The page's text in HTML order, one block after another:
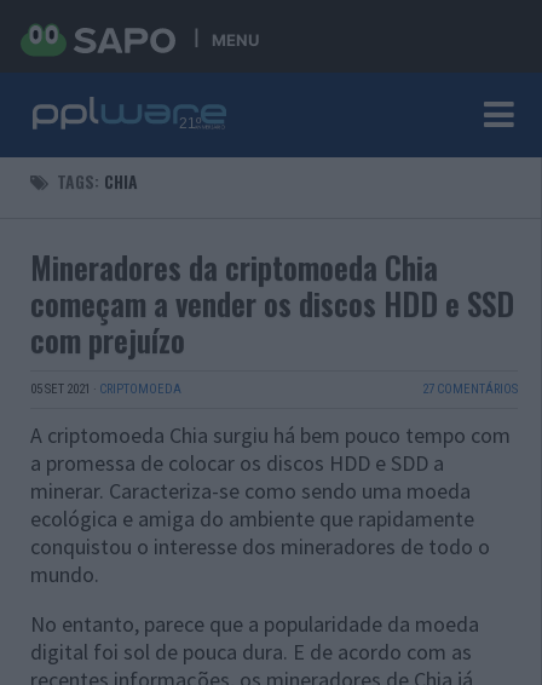
MENU
TAGS: CHIA
Mineradores da criptomoeda Chia
começam a vender os discos HDD e SSD
com prejuízo
05 SET 2021 · CRIPTOMOEDA 27 COMENTÁRIOS
A criptomoeda Chia surgiu há bem pouco tempo com
a promessa de colocar os discos HDD e SDD a
minerar. Caracteriza-se como sendo uma moeda
ecológica e amiga do ambiente que rapidamente
conquistou o interesse dos mineradores de todo o
mundo.
No entanto, parece que a popularidade da moeda
digital foi sol de pouca dura. E de acordo com as